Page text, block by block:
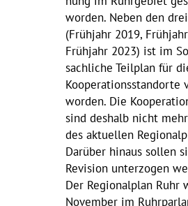
worden. Neben den
(Früh­jahr 2019,
Früh­jahr 2023) ist im
sach­liche Teil­plan für
Koope­ra­ti­ons­stand­orte
worden. Die
sind deshalb nicht
des aktu­ellen
Darüber hinaus sollen
Revi­sion unter­zogen
Der Regio­nal­plan Ruhr
November im